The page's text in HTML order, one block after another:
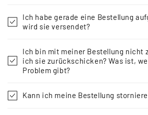
Ich habe gerade eine Bestellung
wird sie versendet?
Ich bin mit meiner Bestellung nicht
ich sie zurückschicken? Was ist,
Problem gibt?
Kann ich meine Bestellung